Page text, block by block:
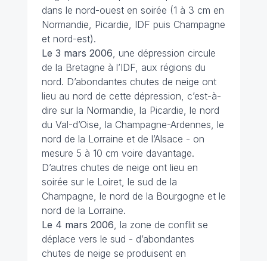
dans le nord-ouest en soirée (1 à 3 cm en
Normandie, Picardie, IDF puis Champagne
et nord-est).
Le 3 mars 2006, une dépression circule
de la Bretagne à l’IDF, aux régions du
nord. D’abondantes chutes de neige ont
lieu au nord de cette dépression, c’est-à-
dire sur la Normandie, la Picardie, le nord
du Val-d’Oise, la Champagne-Ardennes, le
nord de la Lorraine et de l’Alsace - on
mesure 5 à 10 cm voire davantage.
D’autres chutes de neige ont lieu en
soirée sur le Loiret, le sud de la
Champagne, le nord de la Bourgogne et le
nord de la Lorraine.
Le 4 mars 2006, la zone de conflit se
déplace vers le sud - d’abondantes
chutes de neige se produisent en